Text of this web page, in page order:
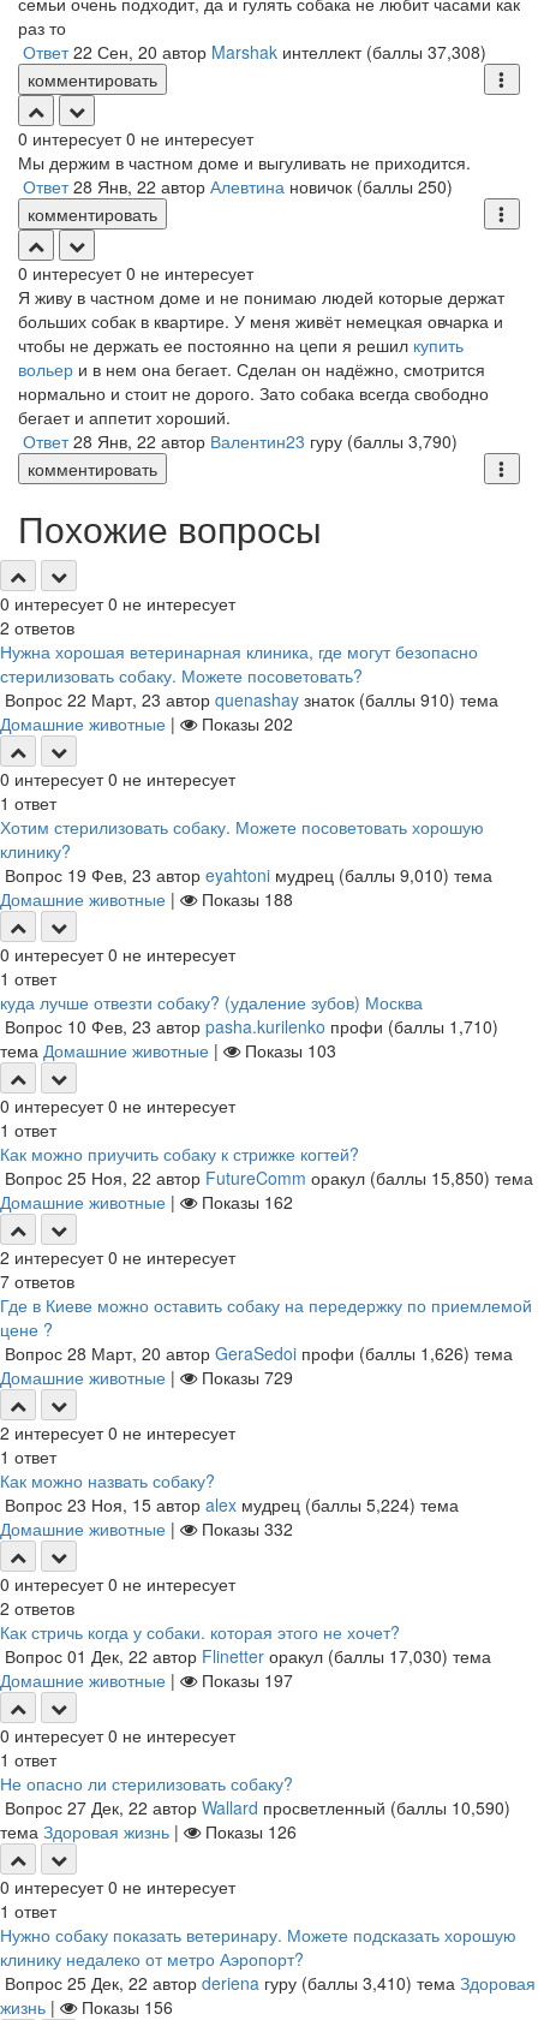
раз то
Ответ 22 Сен, 20 автор Marshak интеллект (баллы 37,308)
комментировать
0 интересует 0 не интересует
Мы держим в частном доме и выгуливать не приходится.
Ответ 28 Янв, 22 автор Алевтина новичок (баллы 250)
комментировать
0 интересует 0 не интересует
Я живу в частном доме и не понимаю людей которые держат
больших собак в квартире. У меня живёт немецкая овчарка и
чтобы не держать ее постоянно на цепи я решил купить
вольер и в нем она бегает. Сделан он надёжно, смотрится
нормально и стоит не дорого. Зато собака всегда свободно
бегает и аппетит хороший.
Ответ 28 Янв, 22 автор Валентин23 гуру (баллы 3,790)
комментировать
Похожие вопросы
0 интересует 0 не интересует
2 ответов
Нужна хорошая ветеринарная клиника, где могут безопасно
стерилизовать собаку. Можете посоветовать?
Вопрос 22 Март, 23 автор quenashay знаток (баллы 910) тема
Домашние животные | Показы 202
0 интересует 0 не интересует
1 ответ
Хотим стерилизовать собаку. Можете посоветовать хорошую
клинику?
Вопрос 19 Фев, 23 автор eyahtoni мудрец (баллы 9,010) тема
Домашние животные | Показы 188
0 интересует 0 не интересует
1 ответ
куда лучше отвезти собаку? (удаление зубов) Москва
Вопрос 10 Фев, 23 автор pasha.kurilenko профи (баллы 1,710)
тема Домашние животные | Показы 103
0 интересует 0 не интересует
1 ответ
Как можно приучить собаку к стрижке когтей?
Вопрос 25 Ноя, 22 автор FutureComm оракул (баллы 15,850) тема
Домашние животные | Показы 162
2 интересует 0 не интересует
7 ответов
Где в Киеве можно оставить собаку на передержку по приемлемой
цене ?
Вопрос 28 Март, 20 автор GeraSedoi профи (баллы 1,626) тема
Домашние животные | Показы 729
2 интересует 0 не интересует
1 ответ
Как можно назвать собаку?
Вопрос 23 Ноя, 15 автор alex мудрец (баллы 5,224) тема
Домашние животные | Показы 332
0 интересует 0 не интересует
2 ответов
Как стричь когда у собаки. которая этого не хочет?
Вопрос 01 Дек, 22 автор Flinetter оракул (баллы 17,030) тема
Домашние животные | Показы 197
0 интересует 0 не интересует
1 ответ
Не опасно ли стерилизовать собаку?
Вопрос 27 Дек, 22 автор Wallard просветленный (баллы 10,590)
тема Здоровая жизнь | Показы 126
0 интересует 0 не интересует
1 ответ
Нужно собаку показать ветеринару. Можете подсказать хорошую
клинику недалеко от метро Аэропорт?
Вопрос 25 Дек, 22 автор deriena гуру (баллы 3,410) тема Здоровая
жизнь | Показы 156